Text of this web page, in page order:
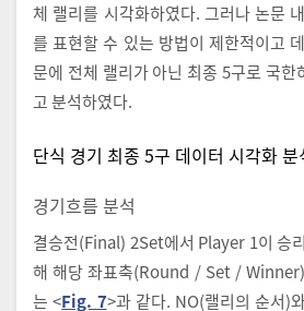
체 랠리를 시각화하였다. 그러나 논문
를 표현할 수 있는 방법이 제한적이고
문에 전체 랠리가 아닌 최종 5구로 국한
고 분석하였다.
단식 경기 최종 5구 데이터 시각화 분
경기흐름 분석
결승전(Final) 2Set에서 Player 1이 승
해 해당 좌표축(Round / Set /
는 <Fig. 7>과 같다. NO(랠리의 순서)